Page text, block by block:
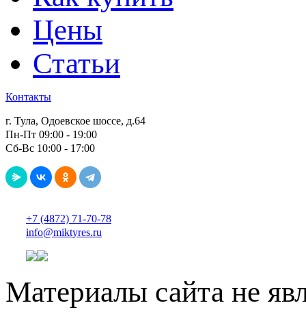
Цены
Статьи
Контакты
г. Тула, Одоевское шоссе, д.64
Пн-Пт 09:00 - 19:00
Сб-Вс 10:00 - 17:00
+7 (4872) 71-70-78
info@miktyres.ru
Материалы сайта не